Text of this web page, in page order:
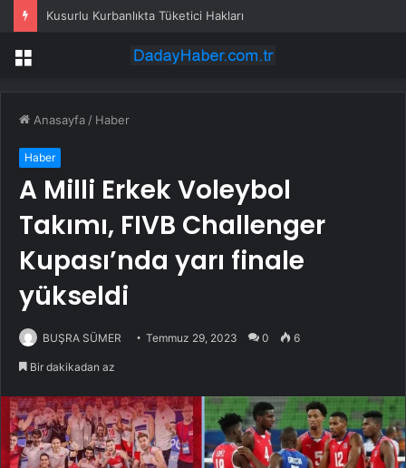
Kusurlu Kurbanlıkta Tüketici Hakları
Menü
Anasayfa / Haber
Haber
A Milli Erkek Voleybol
Takımı, FIVB Challenger
Kupası’nda yarı finale
yükseldi
BUŞRA SÜMER Temmuz 29, 2023 0 6
Bir dakikadan az